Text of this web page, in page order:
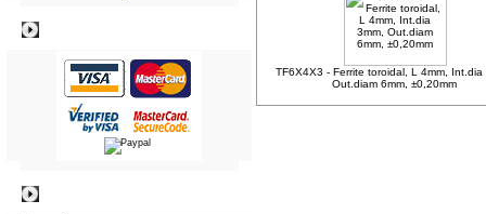
TF6X4X3 - Ferrite toroidal, L 4mm, Int.dia
Out.diam 6mm, ±0,20mm